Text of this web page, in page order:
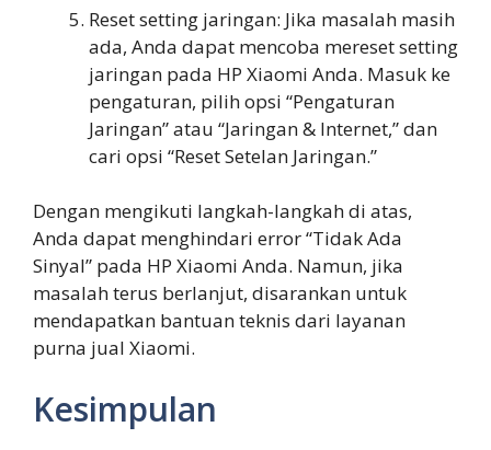
Reset setting jaringan: Jika masalah masih
ada, Anda dapat mencoba mereset setting
jaringan pada HP Xiaomi Anda. Masuk ke
pengaturan, pilih opsi “Pengaturan
Jaringan” atau “Jaringan & Internet,” dan
cari opsi “Reset Setelan Jaringan.”
Dengan mengikuti langkah-langkah di atas,
Anda dapat menghindari error “Tidak Ada
Sinyal” pada HP Xiaomi Anda. Namun, jika
masalah terus berlanjut, disarankan untuk
mendapatkan bantuan teknis dari layanan
purna jual Xiaomi.
Kesimpulan